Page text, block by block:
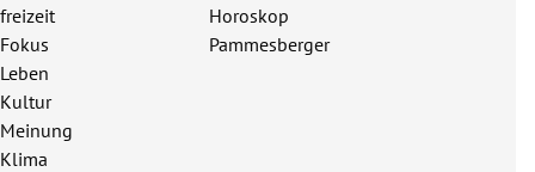
freizeit
Fokus
Leben
Kultur
Meinung
Klima
Horoskop
Pammesberger